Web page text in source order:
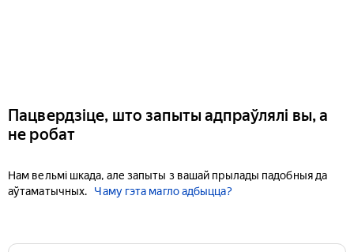
Пацвердзіце, што запыты адпраўлялі вы, а
не робат
Нам вельмі шкада, але запыты з вашай прылады падобныя да
аўтаматычных.
Чаму гэта магло адбыцца?